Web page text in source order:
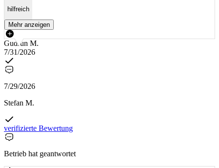
hilfreich
Mehr anzeigen
Gudrun M.
7/31/2026
7/29/2026
Stefan M.
verifizierte Bewertung
Betrieb hat geantwortet